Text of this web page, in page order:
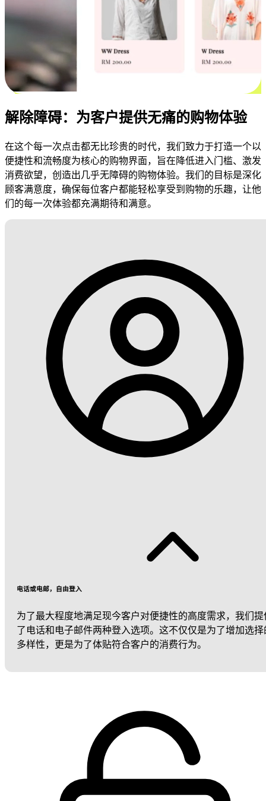
解除障碍：为客户提供无痛的购物体验
在这个每一次点击都无比珍贵的时代，我们致力于打造一个以
便捷性和流畅度为核心的购物界面，旨在降低进入门槛、激发
消费欲望，创造出几乎无障碍的购物体验。我们的目标是深化
顾客满意度，确保每位客户都能轻松享受到购物的乐趣，让他
们的每一次体验都充满期待和满意。
电话或电邮，自由登入
为了最大程度地满足现今客户对便捷性的高度需求，我们提
了电话和电子邮件两种登入选项。这不仅仅是为了增加选择
多样性，更是为了体贴符合客户的消费行为。